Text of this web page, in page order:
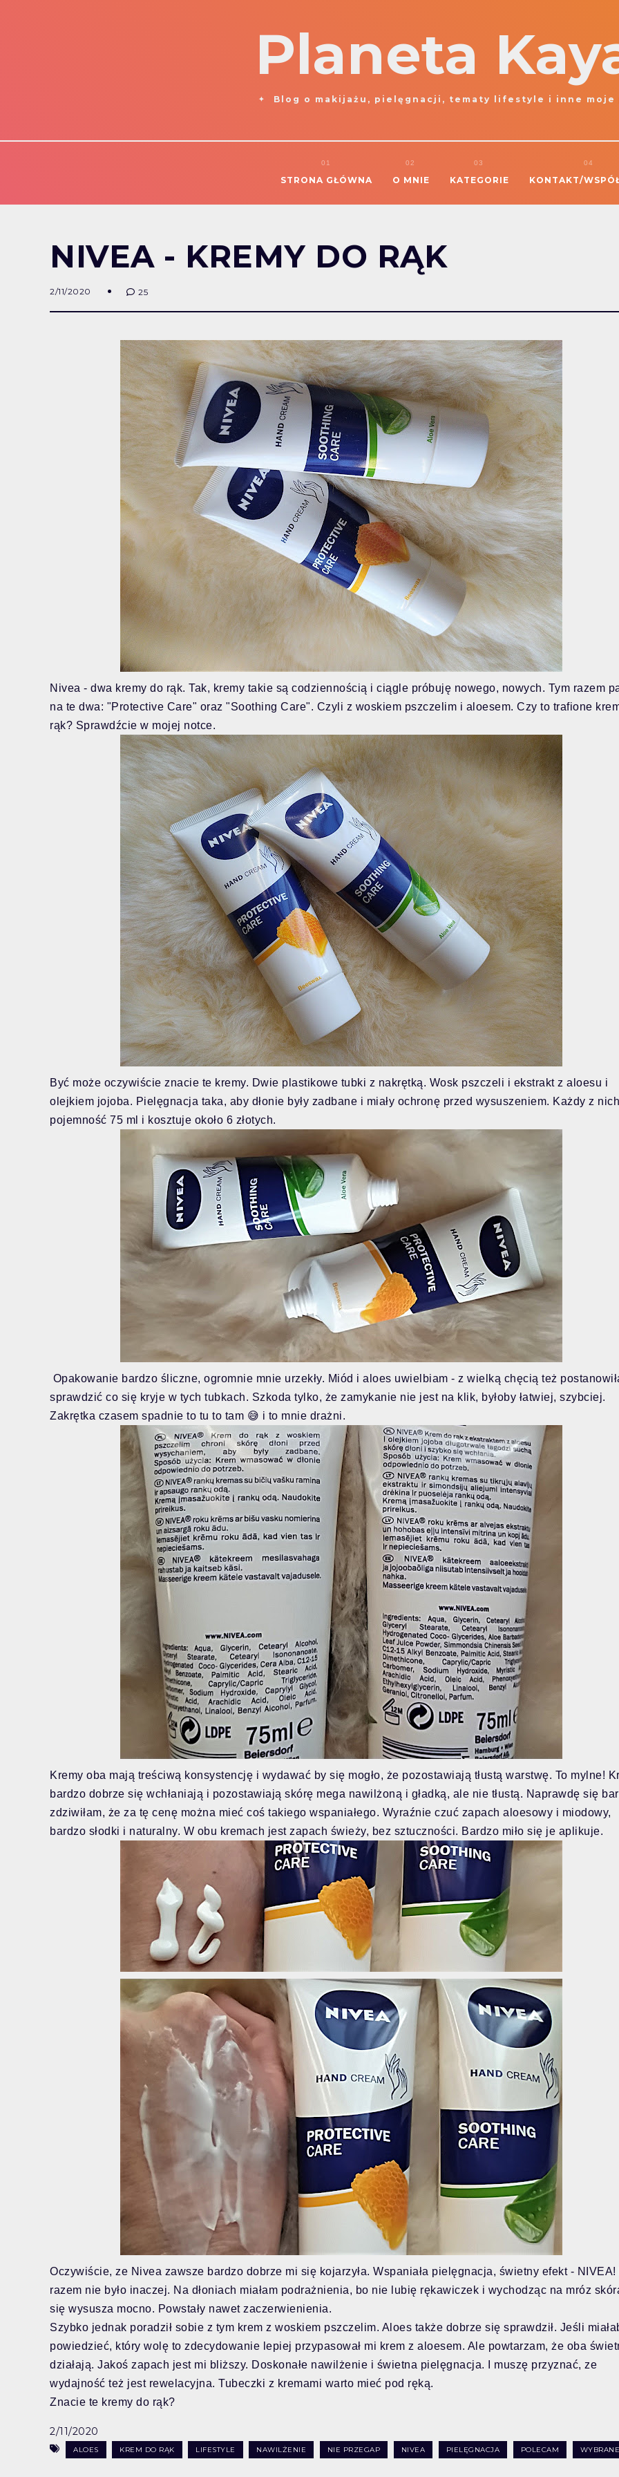
Planeta
Blog o makijażu, pielęgnacji, tematy lifestyle i inne moje
STRONA GŁÓWNA O MNIE KATEGORIE KONTAKT/
NIVEA - KREMY DO RĄK
2/11/2020 25
Nivea - dwa kremy do rąk. Tak, kremy takie są codziennością i ciągle próbuję nowego, nowych. Tym razem
na te dwa: "Protective Care" oraz "Soothing Care". Czyli z woskiem pszczelim i aloesem. Czy to trafione
rąk? Sprawdźcie w mojej notce.
Być może oczywiście znacie te kremy. Dwie plastikowe tubki z nakrętką. Wosk pszczeli i ekstrakt z aloesu i
olejkiem jojoba. Pielęgnacja taka, aby dłonie były zadbane i miały ochronę przed wysuszeniem. Każdy z
pojemność 75 ml i kosztuje około 6 złotych.
Opakowanie bardzo śliczne, ogromnie mnie urzekły. Miód i aloes uwielbiam - z wielką chęcią też
sprawdzić co się kryje w tych tubkach. Szkoda tylko, że zamykanie nie jest na klik, byłoby łatwiej, szybciej.
Zakrętka czasem spadnie to tu to tam 😅 i to mnie drażni.
Kremy oba mają treściwą konsystencję i wydawać by się mogło, że pozostawiają tłustą warstwę. To mylne!
bardzo dobrze się wchłaniają i pozostawiają skórę mega nawilżoną i gładką, ale nie tłustą. Naprawdę się
zdziwiłam, że za tę cenę można mieć coś takiego wspaniałego. Wyraźnie czuć zapach aloesowy i miodowy,
bardzo słodki i naturalny. W obu kremach jest zapach świeży, bez sztuczności. Bardzo miło się je aplikuje.
Oczywiście, ze Nivea zawsze bardzo dobrze mi się kojarzyła. Wspaniała pielęgnacja, świetny efekt - NIVEA!
razem nie było inaczej. Na dłoniach miałam podrażnienia, bo nie lubię rękawiczek i wychodząc na mróz
się wysusza mocno. Powstały nawet zaczerwienienia.
Szybko jednak poradził sobie z tym krem z woskiem pszczelim. Aloes także dobrze się sprawdził. Jeśli
powiedzieć, który wolę to zdecydowanie lepiej przypasował mi krem z aloesem. Ale powtarzam, że oba
działają. Jakoś zapach jest mi bliższy. Doskonałe nawilżenie i świetna pielęgnacja. I muszę przyznać, ze
wydajność też jest rewelacyjna. Tubeczki z kremami warto mieć pod ręką.
Znacie te kremy do rąk?
2/11/2020
ALOES KREM DO RĄK LIFESTYLE NAWILŻENIE NIE PRZEGAP NIVEA PIELĘGNACJA POLECAM WYBRANE